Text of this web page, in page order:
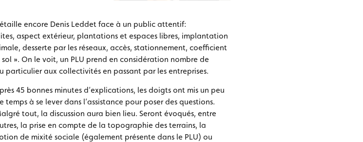
encore Denis Leddet face à un public attentif:
aspect extérieur, plantations et espaces libres, implantation
desserte par les réseaux, accès, stationnement, coefficient
». On le voit, un PLU prend en considération nombre de
particulier aux collectivités en passant par les entreprises.
45 bonnes minutes d’explications, les doigts ont mis un peu
temps à se lever dans l’assistance pour poser des questions.
tout, la discussion aura bien lieu. Seront évoqués, entre
la prise en compte de la topographie des terrains, la
de mixité sociale (également présente dans le PLU) ou